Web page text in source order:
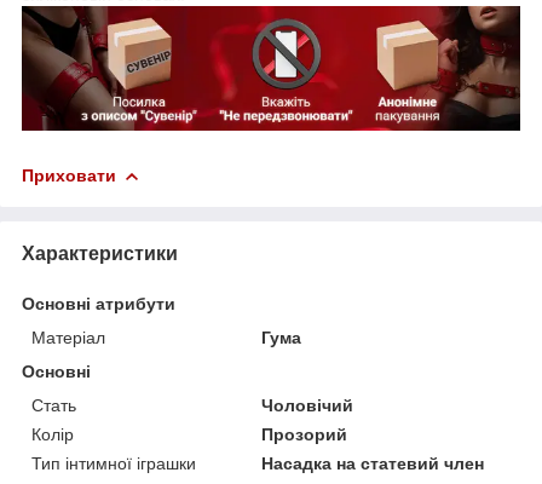
Приховати
Характеристики
Основні атрибути
Матеріал
Гума
Основні
Стать
Чоловічий
Колір
Прозорий
Тип інтимної іграшки
Насадка на статевий член